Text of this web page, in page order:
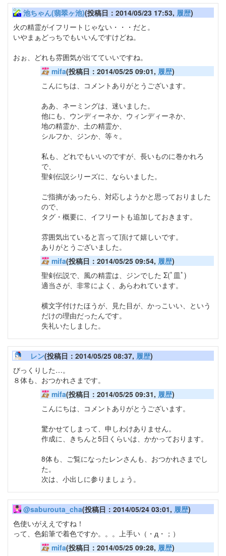
池ちゃん(翡翠ヶ池)(投稿日：2014/05/23 17:53, 履歴)
火の精霊がイフリートじゃない・・・だと。
いやまぁどっちでもいいんですけどね。
おぉ、どれも雰囲気が出てていいですね。
mifa(投稿日：2014/05/25 09:01, 履歴)
こんにちは、コメントありがとうございます。
ああ、ネーミングは、迷いました。
他にも、ウンディーネか、ウィンディーネか、
地の精霊か、土の精霊か、
シルフか、ジンか、等々。
私も、どれでもいいのですが、長いものに巻かれろ
で、
聖剣伝説シリーズに、ならいました。
ご指摘があったら、対応しようかと思っておりました
ので、
タグ・概要に、イフリートも追加しておきます。
雰囲気出ていると言って頂けて嬉しいです。
ありがとうございました。
mifa(投稿日：2014/05/25 09:54, 履歴)
聖剣伝説で、風の精霊は、ジンでした Σ(ﾟ皿ﾟ)
適当さが、非常によく、あらわれています。
横文字付けたほうが、見た目が、かっこいい、という
だけの理由だったんです。
失礼いたしました。
レン(投稿日：2014/05/25 08:37, 履歴)
びっくりした…。
８体も、おつかれさまです。
mifa(投稿日：2014/05/25 09:31, 履歴)
こんにちは、コメントありがとうございます。
驚かせてしまって、申しわけありません。
作成に、きちんと5日くらいは、かかっております。
8体も、ご覧になったレンさんも、おつかれさまでし
た。
次は、小出しに参りましょう。
@saburouta_cha(投稿日：2014/05/24 03:01, 履歴)
色使いがええですね！
って、色鉛筆で着色ですか。。。上手い（・д・；）
mifa(投稿日：2014/05/25 09:28, 履歴)